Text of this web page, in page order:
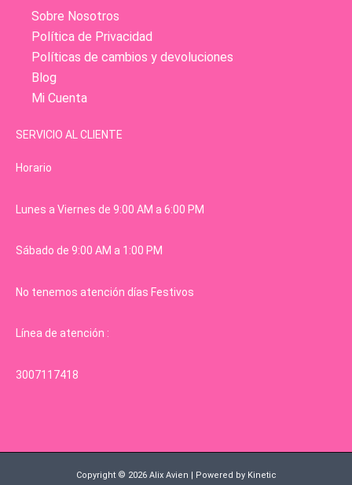
Sobre Nosotros
Política de Privacidad
Políticas de cambios y devoluciones
Blog
Mi Cuenta
SERVICIO AL CLIENTE
Horario
Lunes a Viernes de 9:00 AM a 6:00 PM
Sábado de 9:00 AM a 1:00 PM
No tenemos atención días Festivos
Línea de atención :
3007117418
Copyright © 2026 Alix Avien | Powered by Kinetic